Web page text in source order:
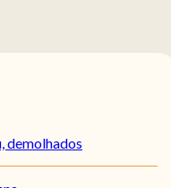
demolhados